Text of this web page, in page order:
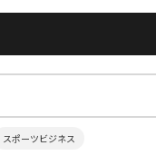
スポーツビジネス